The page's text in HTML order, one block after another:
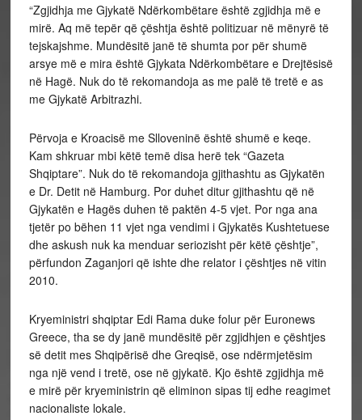
“Zgjidhja me Gjykatë Ndërkombëtare është zgjidhja më e
mirë. Aq më tepër që çështja është politizuar në mënyrë të
tejskajshme. Mundësitë janë të shumta por për shumë
arsye më e mira është Gjykata Ndërkombëtare e Drejtësisë
në Hagë. Nuk do të rekomandoja as me palë të tretë e as
me Gjykatë Arbitrazhi.
Përvoja e Kroacisë me Slloveninë është shumë e keqe.
Kam shkruar mbi këtë temë disa herë tek “Gazeta
Shqiptare”. Nuk do të rekomandoja gjithashtu as Gjykatën
e Dr. Detit në Hamburg. Por duhet ditur gjithashtu që në
Gjykatën e Hagës duhen të paktën 4-5 vjet. Por nga ana
tjetër po bëhen 11 vjet nga vendimi i Gjykatës Kushtetuese
dhe askush nuk ka menduar seriozisht për këtë çështje”,
përfundon Zaganjori që ishte dhe relator i çështjes në vitin
2010.
Kryeministri shqiptar Edi Rama duke folur për Euronews
Greece, tha se dy janë mundësitë për zgjidhjen e çështjes
së detit mes Shqipërisë dhe Greqisë, ose ndërmjetësim
nga një vend i tretë, ose në gjykatë. Kjo është zgjidhja më
e mirë për kryeministrin që eliminon sipas tij edhe reagimet
nacionaliste lokale.